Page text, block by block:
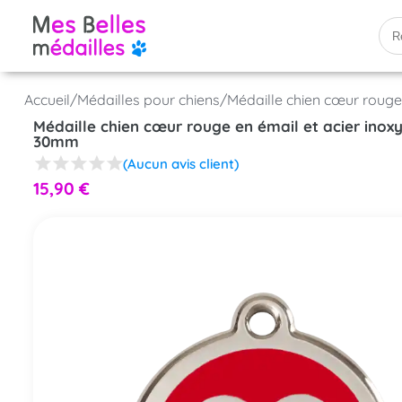
Accueil/Médailles pour chiens/Médaille chien cœur
Médaille chien cœur rouge en émail et acier
30mm
(Aucun avis client)
15,90 €